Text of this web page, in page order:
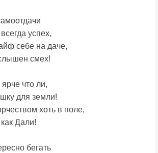
успех,
себе на даче,
смех!
что ли,
для земли!
хоть в поле,
Дали!
бегать